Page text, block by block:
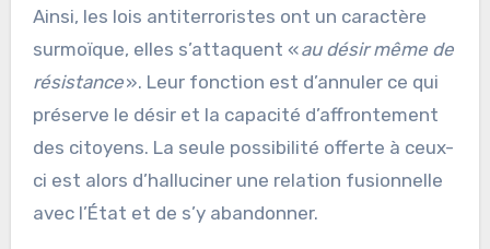
Ainsi, les lois antiterroristes ont un caractère
surmoïque, elles s’attaquent «au désir même de
résistance». Leur fonction est d’annuler ce qui
préserve le désir et la capacité d’affrontement
des citoyens. La seule possibilité offerte à ceux-
ci est alors d’halluciner une relation fusionnelle
avec l’État et de s’y abandonner.